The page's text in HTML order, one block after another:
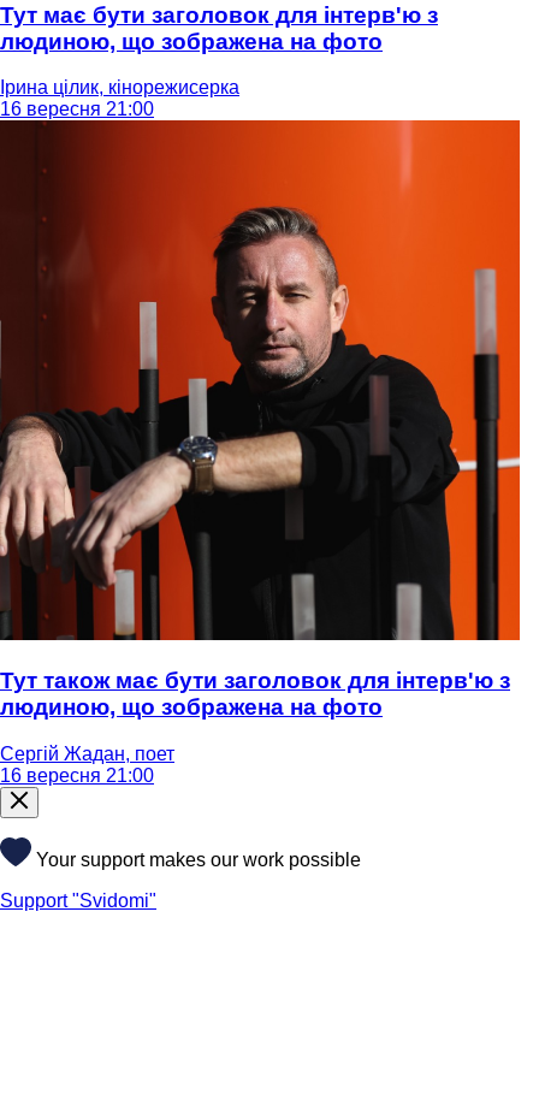
Тут має бути заголовок для інтерв'ю з
людиною, що зображена на фото
Ірина цілик, кінорежисерка
16 вересня 21:00
Тут також має бути заголовок для інтерв'ю з
людиною, що зображена на фото
Сергій Жадан, поет
16 вересня 21:00
Your support makes our work possible
Support "Svidomi"